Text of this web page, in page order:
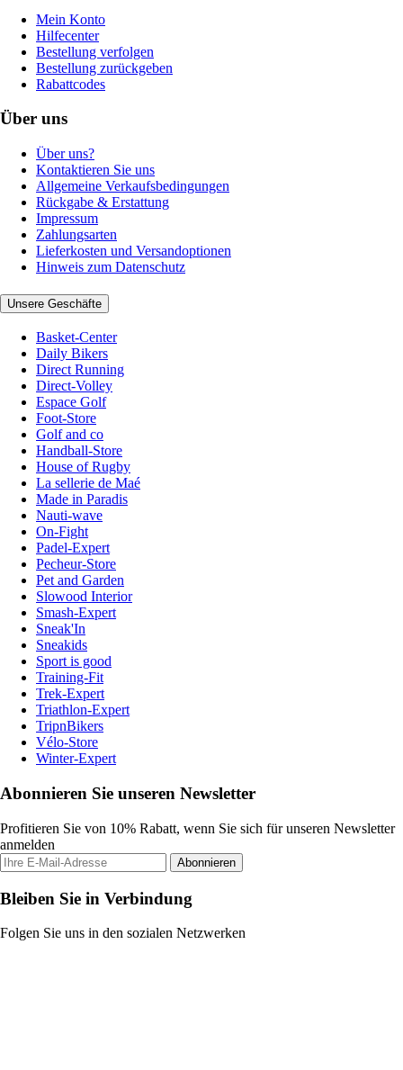
Mein Konto
Hilfecenter
Bestellung verfolgen
Bestellung zurückgeben
Rabattcodes
Über uns
Über uns?
Kontaktieren Sie uns
Allgemeine Verkaufsbedingungen
Rückgabe & Erstattung
Impressum
Zahlungsarten
Lieferkosten und Versandoptionen
Hinweis zum Datenschutz
Unsere Geschäfte
Basket-Center
Daily Bikers
Direct Running
Direct-Volley
Espace Golf
Foot-Store
Golf and co
Handball-Store
House of Rugby
La sellerie de Maé
Made in Paradis
Nauti-wave
On-Fight
Padel-Expert
Pecheur-Store
Pet and Garden
Slowood Interior
Smash-Expert
Sneak'In
Sneakids
Sport is good
Training-Fit
Trek-Expert
Triathlon-Expert
TripnBikers
Vélo-Store
Winter-Expert
Abonnieren Sie unseren Newsletter
Profitieren Sie von 10% Rabatt, wenn Sie sich für unseren Newsletter
anmelden
Abonnieren
Bleiben Sie in Verbindung
Folgen Sie uns in den sozialen Netzwerken